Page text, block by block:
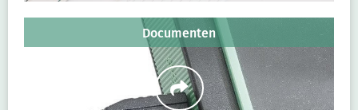
Documenten